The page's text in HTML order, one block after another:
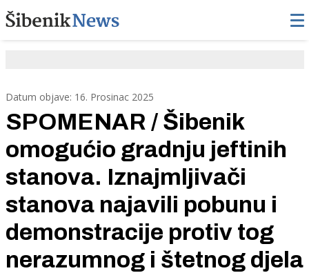
Datum objave: 16. Prosinac 2025
SPOMENAR / Šibenik
omogućio gradnju jeftinih
stanova. Iznajmljivači
stanova najavili pobunu i
demonstracije protiv tog
nerazumnog i štetnog djela